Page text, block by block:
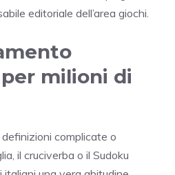
editoriale dell’area giochi.
milioni di
complicate o
il cruciverba o il Sudoku